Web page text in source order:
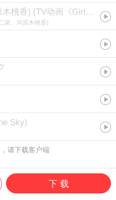
木桃香) (TV动画《Girls Band Cry》第一话插曲
菜、河原木桃香)
Sky)
请下载客户端
下 载